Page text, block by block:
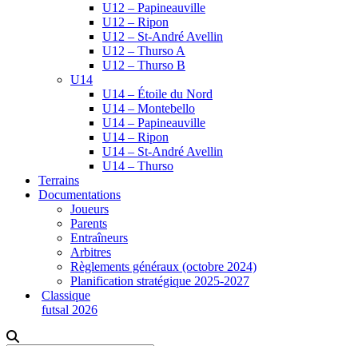
U12 – Papineauville
U12 – Ripon
U12 – St-André Avellin
U12 – Thurso A
U12 – Thurso B
U14
U14 – Étoile du Nord
U14 – Montebello
U14 – Papineauville
U14 – Ripon
U14 – St-André Avellin
U14 – Thurso
Terrains
Documentations
Joueurs
Parents
Entraîneurs
Arbitres
Règlements généraux (octobre 2024)
Planification stratégique 2025-2027
Classique
futsal 2026